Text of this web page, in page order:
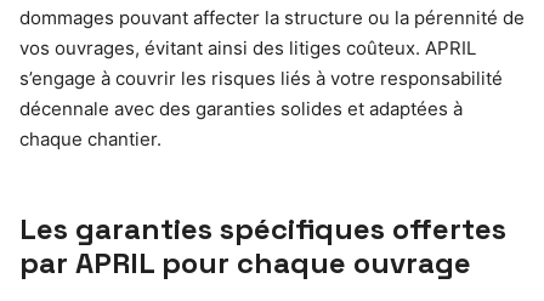
dommages pouvant affecter la structure ou la pérennité de
vos ouvrages, évitant ainsi des litiges coûteux. APRIL
s’engage à couvrir les risques liés à votre responsabilité
décennale avec des garanties solides et adaptées à
chaque chantier.
Les garanties spécifiques offertes
par APRIL pour chaque ouvrage